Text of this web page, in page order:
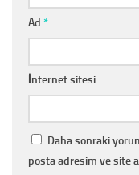
Ad *
İnternet sitesi
Daha sonraki
posta adresim ve site